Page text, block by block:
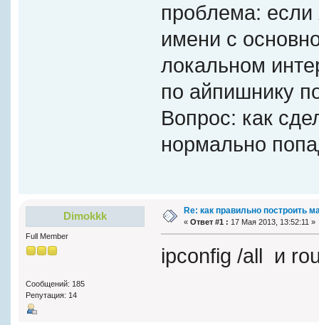
проблема: если
имени с
локальном
по айпишнику
Вопрос: как
нормально
Dimokkk
Full Member
Сообщений: 185
Репутация: 14
Re: как правильно построить
« Ответ #1 : 17 Мая 2013, 13:52:11 »
ipconfig /all и